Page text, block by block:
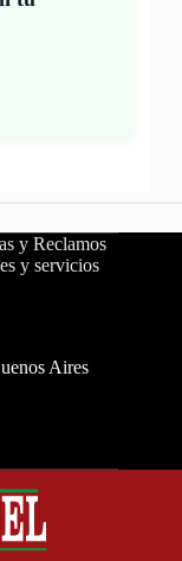
y Reclamos
y servicios
Aires